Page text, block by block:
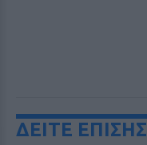
ΔΕΙΤΕ ΕΠΙΣΗΣ